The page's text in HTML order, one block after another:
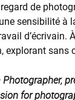
de
sensibilité
d’écrivain.
explorant sans
for